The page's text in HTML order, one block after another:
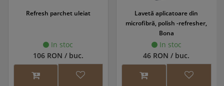
Refresh parchet uleiat
In stoc
106 RON / buc.
Lavetă aplicatoare din
microfibră, polish -refresher,
Bona
In stoc
46 RON / buc.